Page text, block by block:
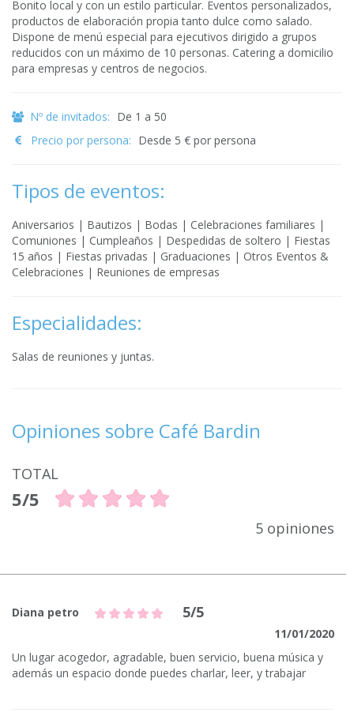
Bonito local y con un estilo particular. Eventos personalizados,
productos de elaboración propia tanto dulce como salado.
Dispone de menú especial para ejecutivos dirigido a grupos
reducidos con un máximo de 10 personas. Catering a domicilio
para empresas y centros de negocios.
Nº de invitados: De 1 a 50
Precio por persona: Desde 5 € por persona
Tipos de eventos:
Aniversarios | Bautizos | Bodas | Celebraciones familiares |
Comuniones | Cumpleaños | Despedidas de soltero | Fiestas
15 años | Fiestas privadas | Graduaciones | Otros Eventos &
Celebraciones | Reuniones de empresas
Especialidades:
Salas de reuniones y juntas.
Opiniones sobre Café Bardin
TOTAL
5/5
5 opiniones
Diana petro 5/5
11/01/2020
Un lugar acogedor, agradable, buen servicio, buena música y
además un espacio donde puedes charlar, leer, y trabajar